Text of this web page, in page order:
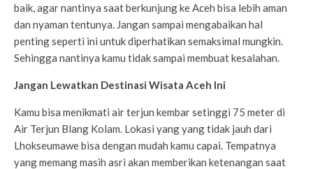
baik, agar nantinya saat berkunjung ke Aceh bisa lebih aman
dan nyaman tentunya. Jangan sampai mengabaikan hal
penting seperti ini untuk diperhatikan semaksimal mungkin.
Sehingga nantinya kamu tidak sampai membuat kesalahan.
Jangan Lewatkan Destinasi Wisata Aceh Ini
Kamu bisa menikmati air terjun kembar setinggi 75 meter di
Air Terjun Blang Kolam. Lokasi yang yang tidak jauh dari
Lhokseumawe bisa dengan mudah kamu capai. Tempatnya
yang memang masih asri akan memberikan ketenangan saat